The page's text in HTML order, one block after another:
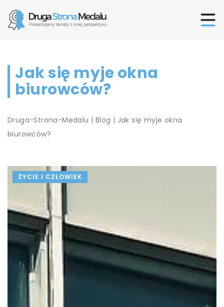
Jak się myje okna
biurowców?
Druga-Strona-Medalu | Blog | Jak się myje okna
biurowców?
ŻYCIE I CZŁOWIEK